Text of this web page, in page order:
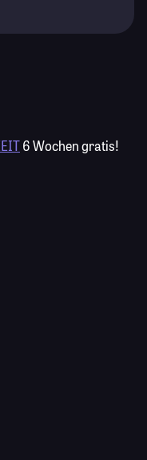
6 Wochen gratis!